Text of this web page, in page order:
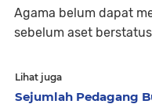
Agama belum dapat
sebelum aset
Lihat juga
Sejumlah Pedagang